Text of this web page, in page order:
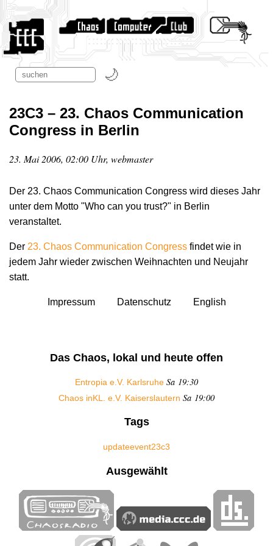
23C3 – 23. Chaos Communication
Congress in Berlin
23. Mai 2006, 02:00 Uhr, webmaster
Der 23. Chaos Communication Congress wird dieses Jahr
unter dem Motto "Who can you trust?" in Berlin
veranstaltet.
Der 23. Chaos Communication Congress findet wie in
jedem Jahr wieder zwischen Weihnachten und Neujahr
statt.
Impressum Datenschutz English
Das Chaos, lokal und heute offen
Entropia e.V. Karlsruhe Sa 19:30
Chaos inKL. e.V. Kaiserslautern Sa 19:00
Tags
updateevent23c3
Ausgewählt